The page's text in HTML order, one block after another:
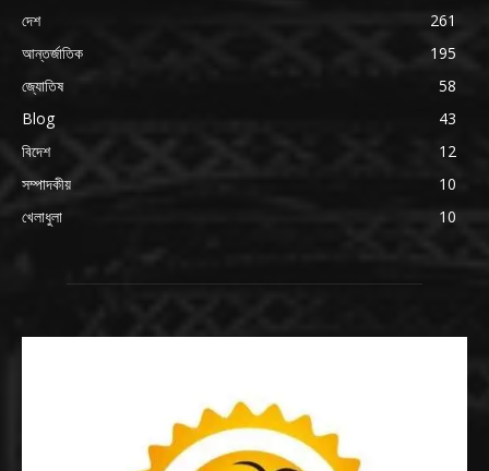
দেশ
261
আন্তর্জাতিক
195
জ্যোতিষ
58
Blog
43
বিদেশ
12
সম্পাদকীয়
10
খেলাধুলা
10